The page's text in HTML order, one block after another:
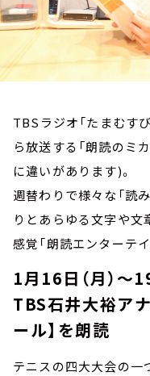
TBSラジオ「たまむす
ら放送する「朗読のミ
に違いがあります)。
週替わりで様々な「読
りとあらゆる文字や
感覚「朗読エンターテ
1月16日（月）～
TBS石井大裕ア
ール】を朗読
テニスの四大大会の一